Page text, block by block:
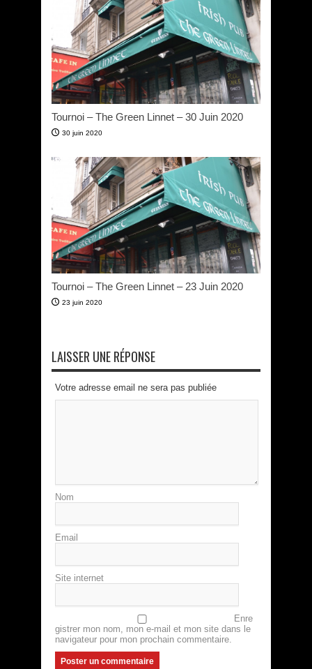
Tournoi – The Green Linnet – 30 Juin 2020
30 juin 2020
Tournoi – The Green Linnet – 23 Juin 2020
23 juin 2020
LAISSER UNE RÉPONSE
Votre adresse email ne sera pas publiée
Nom
Email
Site internet
Enre
gistrer mon nom, mon e-mail et mon site dans le
navigateur pour mon prochain commentaire.